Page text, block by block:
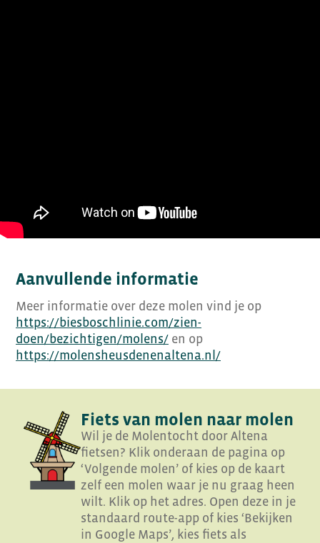
Aanvullende informatie
Meer informatie over deze molen vind je op
https://biesboschlinie.com/zien-
doen/bezichtigen/molens/ en op
https://molensheusdenenaltena.nl/
Fiets van molen naar molen
Wil je de Molentocht door Altena
fietsen? Klik onderaan de pagina op
‘Volgende molen’ of kies op de kaart
zelf een molen waar je nu graag heen
wilt. Klik op het adres. Open deze in je
standaard route-app of kies ‘Bekijken
in Google Maps’, kies fiets als